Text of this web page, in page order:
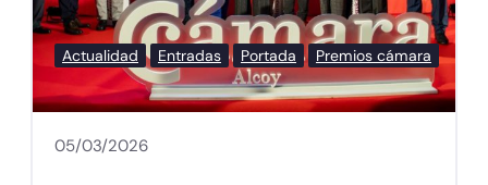
Actualidad Entradas Portada Premios cámara
05/03/2026